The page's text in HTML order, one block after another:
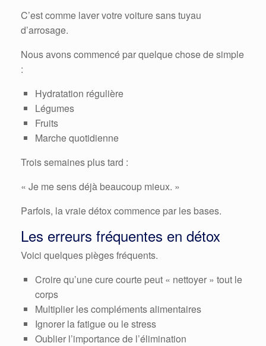
C’est comme laver votre voiture sans tuyau
d’arrosage.
Nous avons commencé par quelque chose de simple
:
Hydratation régulière
Légumes
Fruits
Marche quotidienne
Trois semaines plus tard :
« Je me sens déjà beaucoup mieux. »
Parfois, la vraie détox commence par les bases.
Les erreurs fréquentes en détox
Voici quelques pièges fréquents.
Croire qu’une cure courte peut « nettoyer » tout le
corps
Multiplier les compléments alimentaires
Ignorer la fatigue ou le stress
Oublier l’importance de l’élimination